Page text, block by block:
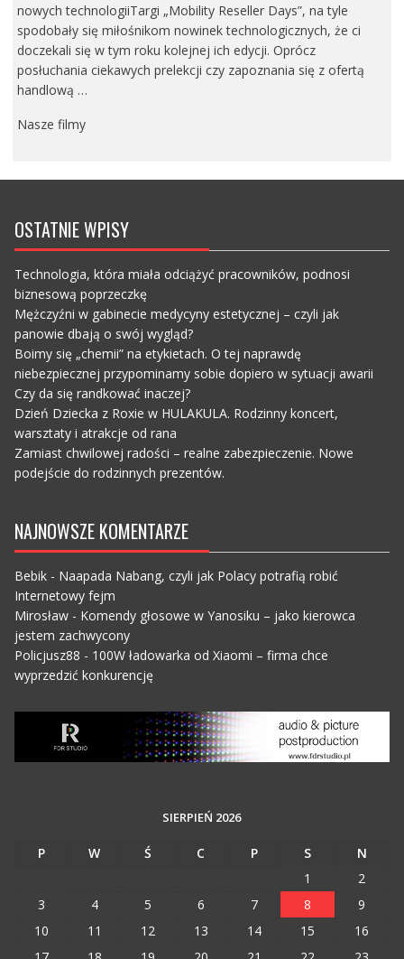
nowych technologiiTargi „Mobility Reseller Days”, na tyle
spodobały się miłośnikom nowinek technologicznych, że ci
doczekali się w tym roku kolejnej ich edycji. Oprócz
posłuchania ciekawych prelekcji czy zapoznania się z ofertą
handlową …
Nasze filmy
OSTATNIE WPISY
Technologia, która miała odciążyć pracowników, podnosi
biznesową poprzeczkę
Mężczyźni w gabinecie medycyny estetycznej – czyli jak
panowie dbają o swój wygląd?
Boimy się „chemii” na etykietach. O tej naprawdę
niebezpiecznej przypominamy sobie dopiero w sytuacji awarii
Czy da się randkować inaczej?
Dzień Dziecka z Roxie w HULAKULA. Rodzinny koncert,
warsztaty i atrakcje od rana
Zamiast chwilowej radości – realne zabezpieczenie. Nowe
podejście do rodzinnych prezentów.
NAJNOWSZE KOMENTARZE
Bebik- Naapada Nabang, czyli jak Polacy potrafią robić
Internetowy fejm
Mirosław- Komendy głosowe w Yanosiku – jako kierowca
jestem zachwycony
Policjusz88 - 100W ładowarka od Xiaomi – firma chce
wyprzedzić konkurencję
SIERPIEŃ 2026
P W Ś C P S
N
1
2
3
4 5 6 7 8
9
10
11 12 13 14 15
16